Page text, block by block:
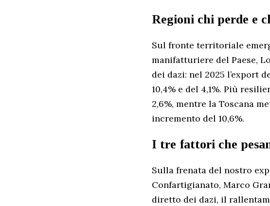
Regioni chi perde e
Sul fronte territoriale
manifatturiere del Paese,
dei dazi: nel 2025 l’export
10,4% e del 4,1%. Più
2,6%, mentre la Toscana
incremento del 10,6%.
I tre fattori che
Sulla frenata del nostro
Confartigianato, Marco
diretto dei dazi, il